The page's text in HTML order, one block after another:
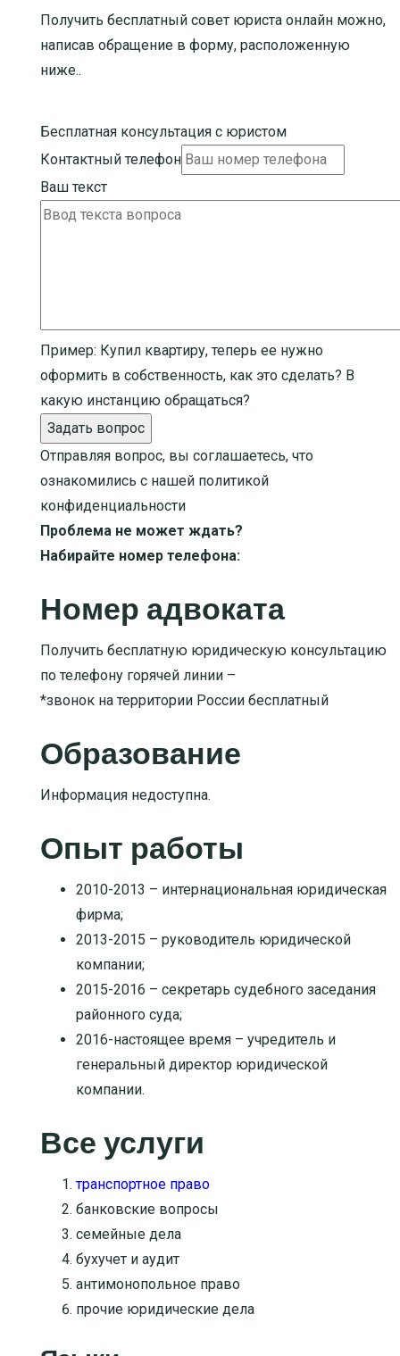
Получить бесплатный совет юриста онлайн можно,
написав обращение в форму, расположенную
ниже..
Бесплатная консультация с юристом
Контактный телефон
Ваш текст
Пример: Купил квартиру, теперь ее нужно
оформить в собственность, как это сделать? В
какую инстанцию обращаться?
Задать вопрос
Отправляя вопрос, вы соглашаетесь, что
ознакомились с нашей политикой
конфиденциальности
Проблема не может ждать?
Набирайте номер телефона:
Номер адвоката
Получить бесплатную юридическую консультацию
по телефону горячей линии –
*звонок на территории России бесплатный
Образование
Информация недоступна.
Опыт работы
2010-2013 – интернациональная юридическая
фирма;
2013-2015 – руководитель юридической
компании;
2015-2016 – секретарь судебного заседания
районного суда;
2016-настоящее время – учредитель и
генеральный директор юридической
компании.
Все услуги
транспортное право
банковские вопросы
семейные дела
бухучет и аудит
антимонопольное право
прочие юридические дела